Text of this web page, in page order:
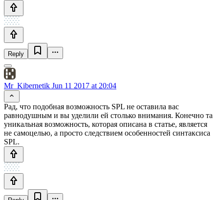
Reply
Mr_Kibernetik Jun 11 2017 at 20:04
Рад, что подобная возможность SPL не оставила вас
равнодушным и вы уделили ей столько внимания. Конечно та
уникальная возможность, которая описана в статье, является
не самоцелью, а просто следствием особенностей синтаксиса
SPL.